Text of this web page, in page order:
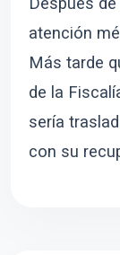
atención
Más tarde
de la
sería
con su